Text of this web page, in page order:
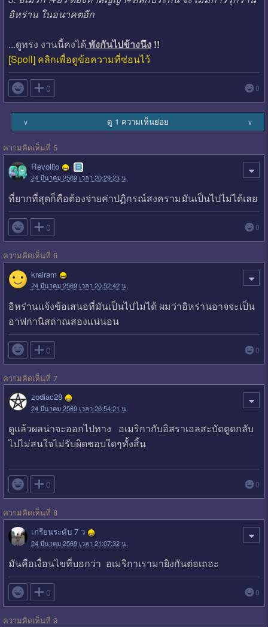
อิหร่าน ในอนาคตอีก
...ดูทรง งานนี้คงได้ พังกันไปข้างนึง!!
[Spoil] คลิกเพื่อดูข้อความที่ซ่อนไว้
 0 0
∨ ดู 1 ความเห็นย่อย ∨
ความคิดเห็นที่ 5
Revollio
24 มีนาคม 2569 เวลา 20:29:23 น.
ที่ยากที่สุดก็คือต้องจ่ายค่าปฏิกรณ์สงครามมันเป็นไปไม่ได้เลย
 0 0
ความคิดเห็นที่ 6
krairam
24 มีนาคม 2569 เวลา 20:52:42 น.
อิหร่านแจ้งข้อเสนอที่มันเป็นไปไม่ได้ ผมว่าอิหร่านอาจจะเป็น
อาฟกานิสถาณสองแน่นอน
 0 0
ความคิดเห็นที่ 7
zodiac28
24 มีนาคม 2569 เวลา 20:54:21 น.
ดูแล้วผลน่าจะออกไปทาง อเมริกากับอิสราเอลสะบัดตูดกลับ
ไปไม่สนใจไม่รับผิดชอบใดๆทั้งสิ้น
 0 0
ความคิดเห็นที่ 8
เกรียนระดับ 7 ว
24 มีนาคม 2569 เวลา 21:07:32 น.
มันคือเงื่อนไขที่บอกว่า อเมริกาเรามายิงกันต่อเถอะ
 0 0
ความคิดเห็นที่ 9